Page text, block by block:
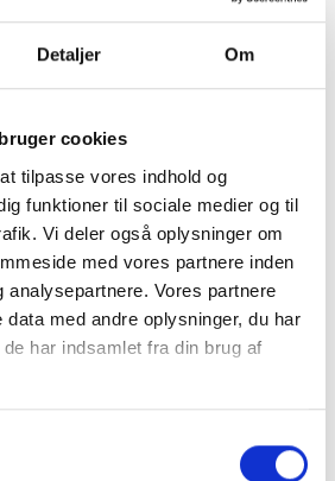
Detaljer Om
cookies
tilpasse vores indhold og
funktioner til sociale medier og til
Vi deler også oplysninger om
med vores partnere inden
analysepartnere. Vores partnere
med andre oplysninger, du har
har indsamlet fra din brug af
Larsen
Bent Madsen
Adm. direktør
Tlf: 28 88 18 77
Mail: bma@bl.dk